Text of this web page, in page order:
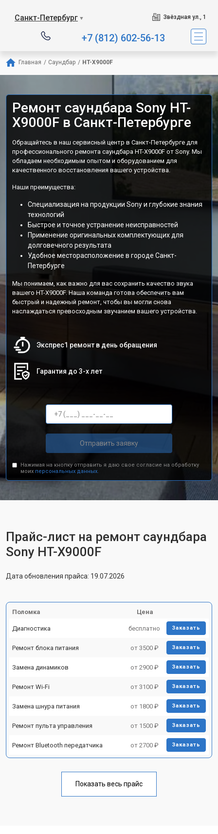
Санкт-Петербург ▼ Звёздная ул., 1
+7 (812) 602-56-13
Главная / Саундбар / HT-X9000F
Ремонт саундбара Sony HT-
X9000F в Санкт-Петербурге
Обращайтесь в наш сервисный центр в Санкт-Петербурге для
профессионального ремонта саундбара HT-X9000F от Sony. Мы
обладаем необходимым опытом и оборудованием для
качественного восстановления вашего устройства.
Наши преимущества:
Специализация на продукции Sony и глубокие знания
технологий
Быстрое и точное устранение неисправностей
Применение оригинальных комплектующих для
долговечного результата
Удобное месторасположение в городе Санкт-
Петербурге
Мы понимаем, как важно для вас сохранить качество звука
вашего HT-X9000F. Наша команда готова обеспечить вам
быстрый и надежный ремонт, чтобы вы могли снова
наслаждаться превосходным звучанием вашего устройства.
Экспрес1 ремонт в день обращения
Гарантия до 3-х лет
Отправить заявку
Нажимая на кнопку отправить я даю свое согласие на обработку
моих персональных данных.
Прайс-лист на ремонт саундбара
Sony HT-X9000F
Дата обновления прайса: 19.07.2026
Поломка Цена
Диагностика бесплатно Заказать
Ремонт блока питания от 3500 ₽ Заказать
Замена динамиков от 2900 ₽ Заказать
Ремонт Wi-Fi от 3100 ₽ Заказать
Замена шнура питания от 1800 ₽ Заказать
Ремонт пульта управления от 1500 ₽ Заказать
Ремонт Bluetooth передатчика от 2700 ₽ Заказать
Показать весь прайс